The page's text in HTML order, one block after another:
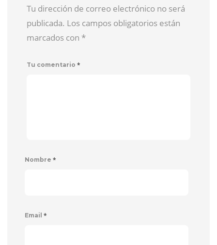
Tu dirección de correo electrónico no será
publicada. Los campos obligatorios están
marcados con *
Tu comentario *
Nombre *
Email *